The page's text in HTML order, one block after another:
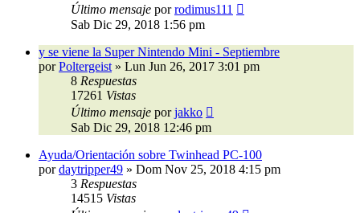
Último mensaje porrodimus111
Sab Dic 29, 2018 1:56 pm
y se viene la Super Nintendo Mini - Septiembre
porPoltergeist » Lun Jun 26, 2017 3:01 pm
8 Respuestas
17261 Vistas
Último mensaje porjakko
Sab Dic 29, 2018 12:46 pm
Ayuda/Orientación sobre Twinhead PC-100
pordaytripper49 » Dom Nov 25, 2018 4:15 pm
3 Respuestas
14515 Vistas